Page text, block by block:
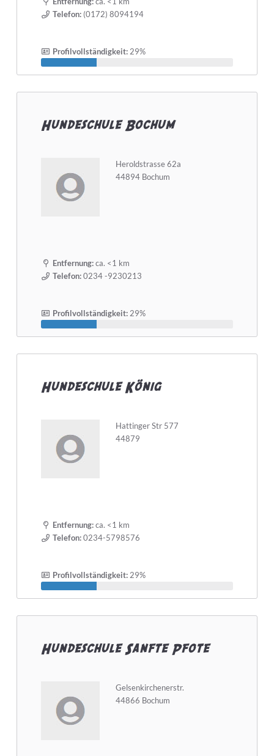
Telefon:(0172) 8094194
Profilvollständigkeit:29%
Hundeschule Bochum
Heroldstrasse 62a
44894 Bochum
Entfernung:ca. <1 km
Telefon:0234 -9230213
Profilvollständigkeit:29%
Hundeschule König
Hattinger Str 577
44879
Entfernung:ca. <1 km
Telefon:0234-5798576
Profilvollständigkeit:29%
Hundeschule Sanfte Pfote
Gelsenkirchenerstr.
44866 Bochum